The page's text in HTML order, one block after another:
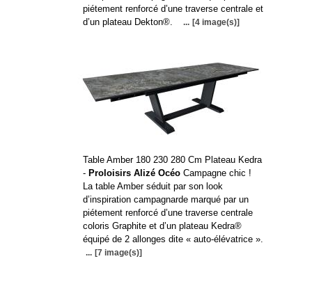
piétement renforcé d’une traverse centrale et
d’un plateau Dekton®.
... [4 image(s)]
Table Amber 180 230 280 Cm Plateau Kedra
- Proloisirs Alizé OcéoCampagne chic !
La table Amber séduit par son look
d’inspiration campagnarde marqué par un
piétement renforcé d’une traverse centrale
coloris Graphite et d’un plateau Kedra®
équipé de 2 allonges dite « auto-élévatrice ».
... [7 image(s)]